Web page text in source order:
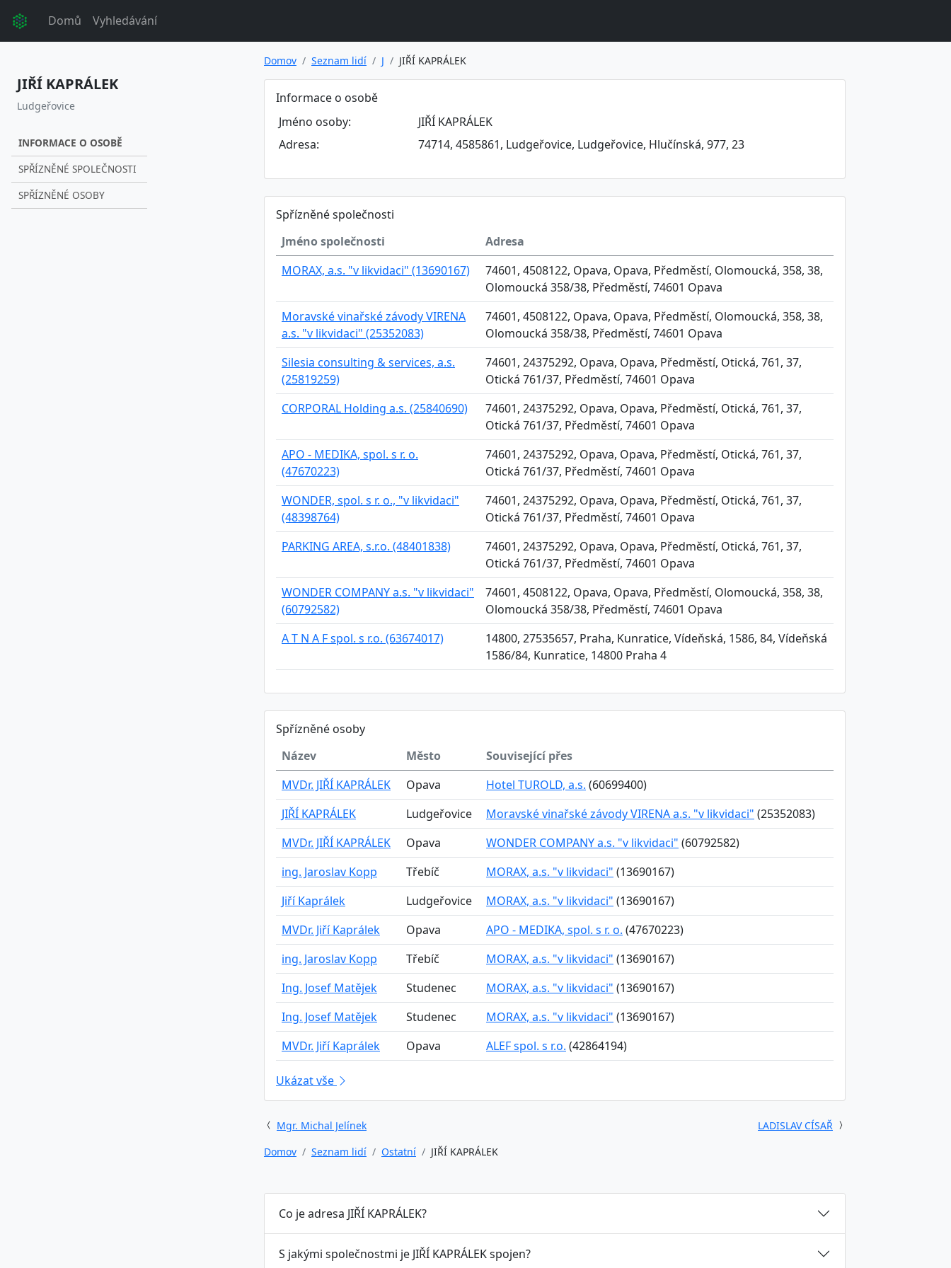
Domů Vyhledávání
JIŘÍ KAPRÁLEK
Ludgeřovice
INFORMACE O OSOBĚ
SPŘÍZNĚNÉ SPOLEČNOSTI
SPŘÍZNĚNÉ OSOBY
Domov Seznam lidí J JIŘÍ KAPRÁLEK
Informace o osobě
Jméno osoby:
JIŘÍ KAPRÁLEK
Adresa:
74714, 4585861, Ludgeřovice, Ludgeřovice, Hlučínská, 977, 23
Spřízněné společnosti
Jméno společnosti
Adresa
MORAX, a.s. "v likvidaci" (13690167)
74601, 4508122, Opava, Opava, Předměstí, Olomoucká, 358, 38,
Olomoucká 358/38, Předměstí, 74601 Opava
Moravské vinařské závody VIRENA
a.s. "v likvidaci" (25352083)
74601, 4508122, Opava, Opava, Předměstí, Olomoucká, 358, 38,
Olomoucká 358/38, Předměstí, 74601 Opava
Silesia consulting & services, a.s.
(25819259)
74601, 24375292, Opava, Opava, Předměstí, Otická, 761, 37,
Otická 761/37, Předměstí, 74601 Opava
CORPORAL Holding a.s. (25840690)
74601, 24375292, Opava, Opava, Předměstí, Otická, 761, 37,
Otická 761/37, Předměstí, 74601 Opava
APO - MEDIKA, spol. s r. o.
(47670223)
74601, 24375292, Opava, Opava, Předměstí, Otická, 761, 37,
Otická 761/37, Předměstí, 74601 Opava
WONDER, spol. s r. o., "v likvidaci"
(48398764)
74601, 24375292, Opava, Opava, Předměstí, Otická, 761, 37,
Otická 761/37, Předměstí, 74601 Opava
PARKING AREA, s.r.o. (48401838)
74601, 24375292, Opava, Opava, Předměstí, Otická, 761, 37,
Otická 761/37, Předměstí, 74601 Opava
WONDER COMPANY a.s. "v likvidaci"
(60792582)
74601, 4508122, Opava, Opava, Předměstí, Olomoucká, 358, 38,
Olomoucká 358/38, Předměstí, 74601 Opava
A T N A F spol. s r.o. (63674017)
14800, 27535657, Praha, Kunratice, Vídeňská, 1586, 84, Vídeňská
1586/84, Kunratice, 14800 Praha 4
Spřízněné osoby
Název
Město
Související přes
MVDr. JIŘÍ KAPRÁLEK
Opava Hotel TUROLD, a.s. (60699400)
JIŘÍ KAPRÁLEK
Ludgeřovice Moravské vinařské závody VIRENA a.s. "v likvidaci" (25352083)
MVDr. JIŘÍ KAPRÁLEK
Opava WONDER COMPANY a.s. "v likvidaci" (60792582)
ing. Jaroslav Kopp
Třebíč MORAX, a.s. "v likvidaci" (13690167)
Jiří Kaprálek
Ludgeřovice MORAX, a.s. "v likvidaci" (13690167)
MVDr. Jiří Kaprálek
Opava APO - MEDIKA, spol. s r. o. (47670223)
ing. Jaroslav Kopp
Třebíč MORAX, a.s. "v likvidaci" (13690167)
Ing. Josef Matějek
Studenec MORAX, a.s. "v likvidaci" (13690167)
Ing. Josef Matějek
Studenec MORAX, a.s. "v likvidaci" (13690167)
MVDr. Jiří Kaprálek
Opava ALEF spol. s r.o. (42864194)
Ukázat vše
Mgr. Michal Jelínek
LADISLAV CÍSAŘ
Domov
Seznam lidí Ostatní JIŘÍ KAPRÁLEK
Co je adresa JIŘÍ KAPRÁLEK?
S jakými společnostmi je JIŘÍ KAPRÁLEK spojen?